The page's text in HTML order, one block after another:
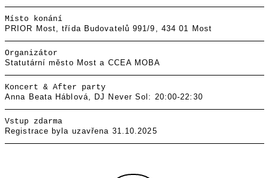
Místo konání
PRIOR Most, třída Budovatelů 991/9, 434 01 Most
Organizátor
Statutární město Most a CCEA MOBA
Koncert & After party
Anna Beata Háblová, DJ Never Sol: 20:00-22:30
Vstup zdarma
Registrace byla uzavřena 31.10.2025